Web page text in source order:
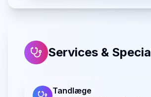
Services &
Tandlæge